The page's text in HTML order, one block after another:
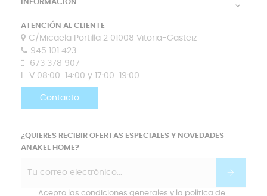
INFORMACIÓN 
ATENCIÓN AL CLIENTE
C/Micaela Portilla 2 01008 Vitoria-Gasteiz
945 101 423
673 378 907
L-V 08:00-14:00 y 17:00-19:00
Contacto
¿QUIERES RECIBIR OFERTAS ESPECIALES Y NOVEDADES
ANAKEL HOME?
Acepto las condiciones generales y la política de